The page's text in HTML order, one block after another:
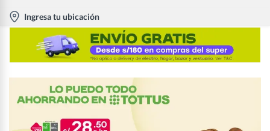
location-
icon
Ingresa tu ubicación